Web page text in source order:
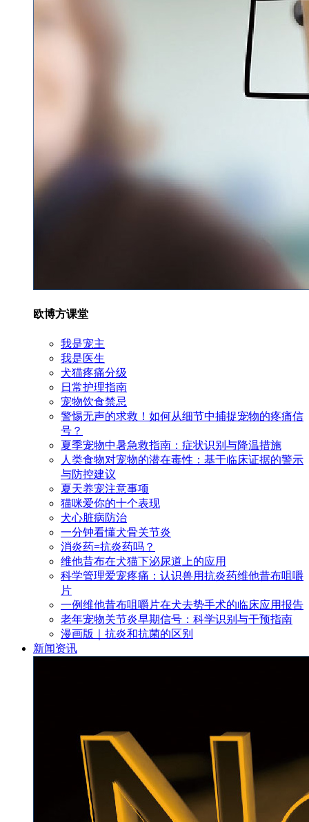
欧博方课堂
我是宠主
我是医生
犬猫疼痛分级
日常护理指南
宠物饮食禁忌
警惕无声的求救！如何从细节中捕捉宠物的疼痛信
号？
夏季宠物中暑急救指南：症状识别与降温措施
人类食物对宠物的潜在毒性：基于临床证据的警示
与防控建议
夏天养宠注意事项
猫咪爱你的十个表现
犬心脏病防治
一分钟看懂犬骨关节炎
消炎药=抗炎药吗？
维他昔布在犬猫下泌尿道上的应用
科学管理爱宠疼痛：认识兽用抗炎药维他昔布咀嚼
片
一例维他昔布咀嚼片在犬去势手术的临床应用报告
老年宠物关节炎早期信号：科学识别与干预指南
漫画版｜抗炎和抗菌的区别
新闻资讯